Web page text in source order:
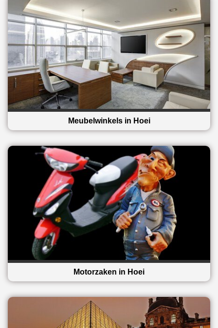
Meubelwinkels in Hoei
Motorzaken in Hoei